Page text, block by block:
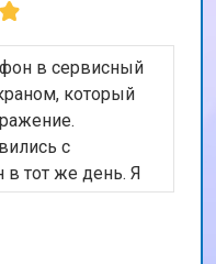
в сервисный
который
с
в тот же день. Я
и скоростью